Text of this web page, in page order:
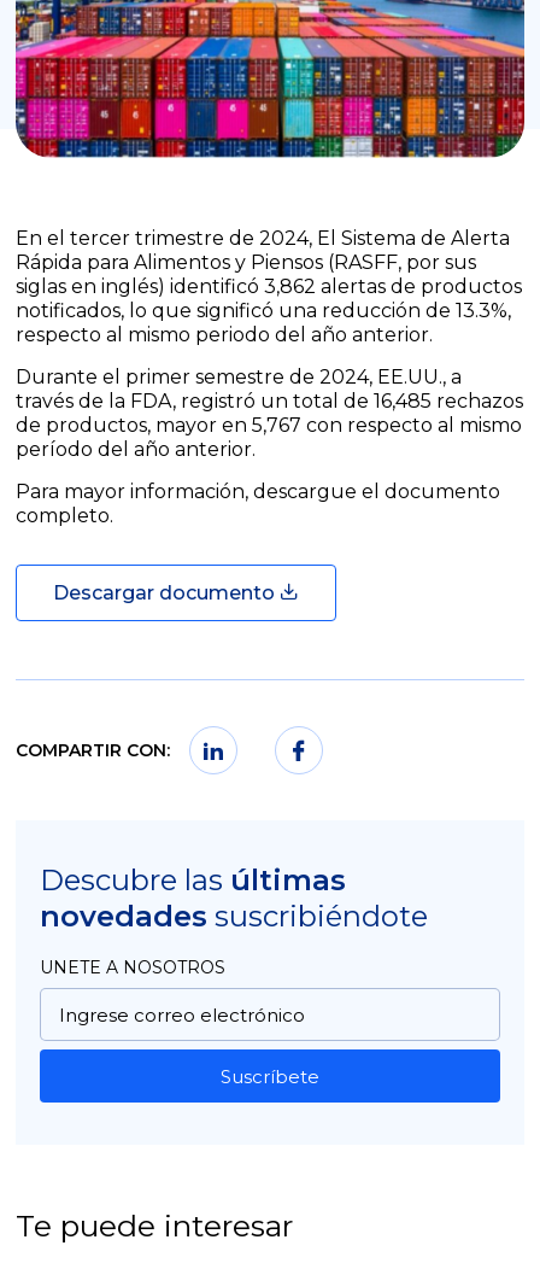
En el tercer trimestre de 2024, El Sistema de Alerta
Rápida para Alimentos y Piensos (RASFF, por sus
siglas en inglés) identificó 3,862 alertas de productos
notificados, lo que significó una reducción de 13.3%,
respecto al mismo periodo del año anterior.
Durante el primer semestre de 2024, EE.UU., a
través de la FDA, registró un total de 16,485 rechazos
de productos, mayor en 5,767 con respecto al mismo
período del año anterior.
Para mayor información, descargue el documento
completo.
Descargar documento
COMPARTIR CON:
Descubre las últimas
novedades suscribiéndote
UNETE A NOSOTROS
Suscríbete
Te puede interesar